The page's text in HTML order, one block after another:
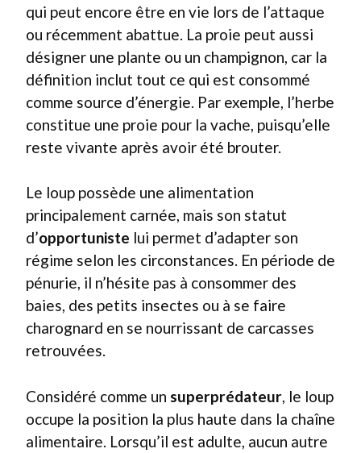
qui peut encore être en vie lors de l’attaque
ou récemment abattue. La proie peut aussi
désigner une plante ou un champignon, car la
définition inclut tout ce qui est consommé
comme source d’énergie. Par exemple, l’herbe
constitue une proie pour la vache, puisqu’elle
reste vivante après avoir été brouter.
Le loup possède une alimentation
principalement carnée, mais son statut
d’opportuniste lui permet d’adapter son
régime selon les circonstances. En période de
pénurie, il n’hésite pas à consommer des
baies, des petits insectes ou à se faire
charognard en se nourrissant de carcasses
retrouvées.
Considéré comme un superprédateur , le loup
occupe la position la plus haute dans la chaîne
alimentaire. Lorsqu’il est adulte, aucun autre